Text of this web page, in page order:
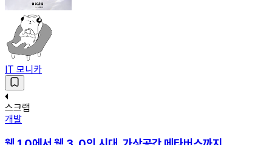
IT 모니카
스크랩
개발